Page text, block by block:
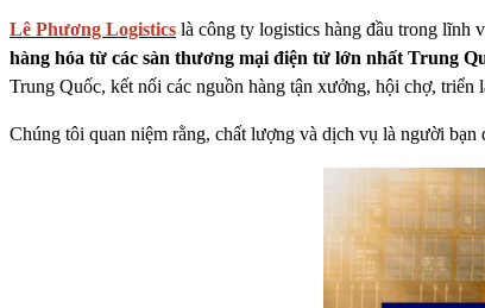
Lê Phương Logistics là công ty logistics hàng đầu trong lĩnh
hàng hóa từ các sàn thương mại điện tử lớn nhất Trung
Trung Quốc, kết nối các nguồn hàng tận xưởng, hội chợ, triển
Chúng tôi quan niệm rằng, chất lượng và dịch vụ là người